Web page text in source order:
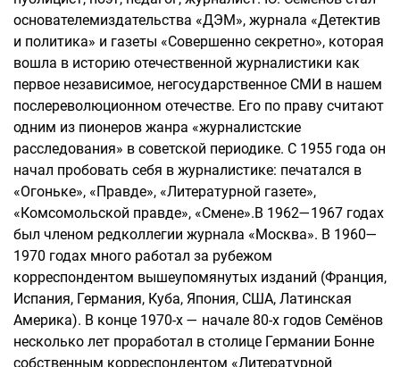
основателемиздательства «ДЭМ», журнала «Детектив
и политика» и газеты «Совершенно секретно», которая
вошла в историю отечественной журналистики как
первое независимое, негосударственное СМИ в нашем
послереволюционном отечестве. Его по праву считают
одним из пионеров жанра «журналистские
расследования» в советской периодике. С 1955 года он
начал пробовать себя в журналистике: печатался в
«Огоньке», «Правде», «Литературной газете»,
«Комсомольской правде», «Смене».В 1962—1967 годах
был членом редколлегии журнала «Москва». В 1960—
1970 годах много работал за рубежом
корреспондентом вышеупомянутых изданий (Франция,
Испания, Германия, Куба, Япония, США, Латинская
Америка). В конце 1970-х — начале 80-х годов Семёнов
несколько лет проработал в столице Германии Бонне
собственным корреспондентом «Литературной